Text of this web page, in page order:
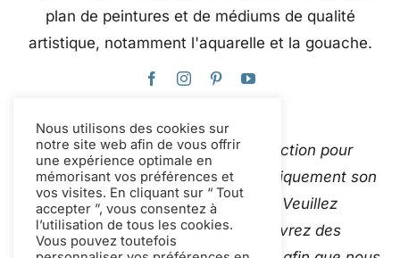
plan de peintures et de médiums de qualité
artistique, notamment l'aquarelle et la gouache.
Ce site web utilise Google Traduction pour
traduire instantanément et automatiquement son
contenu en plusieurs langues. Veuillez
Contactez-noussi vous découvrez des
Nous utilisons des cookies sur
notre site web afin de vous offrir
une expérience optimale en
mémorisant vos préférences et
vos visites. En cliquant sur “ Tout
accepter ”, vous consentez à
l’utilisation de tous les cookies.
Vous pouvez toutefois